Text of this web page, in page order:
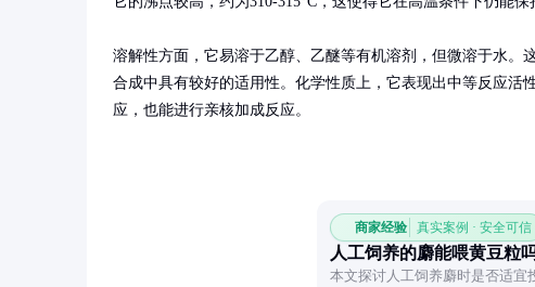
溶解性方面，它易溶于乙醇、乙醚等有机溶剂，但微溶于水。
合成中具有较好的适用性。化学性质上，它表现出中等反应活
应，也能进行亲核加成反应。
商家经验 真实案例 · 安全可信
人工饲养的麝能喂黄豆粒
本文探讨人工饲养麝时是否适宜